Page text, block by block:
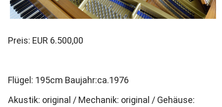
Preis: EUR 6.500,00
Flügel: 195cm Baujahr:ca.1976
Akustik: original / Mechanik: original / Gehäuse: